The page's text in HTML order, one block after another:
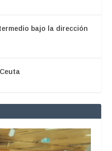
bajo la dirección